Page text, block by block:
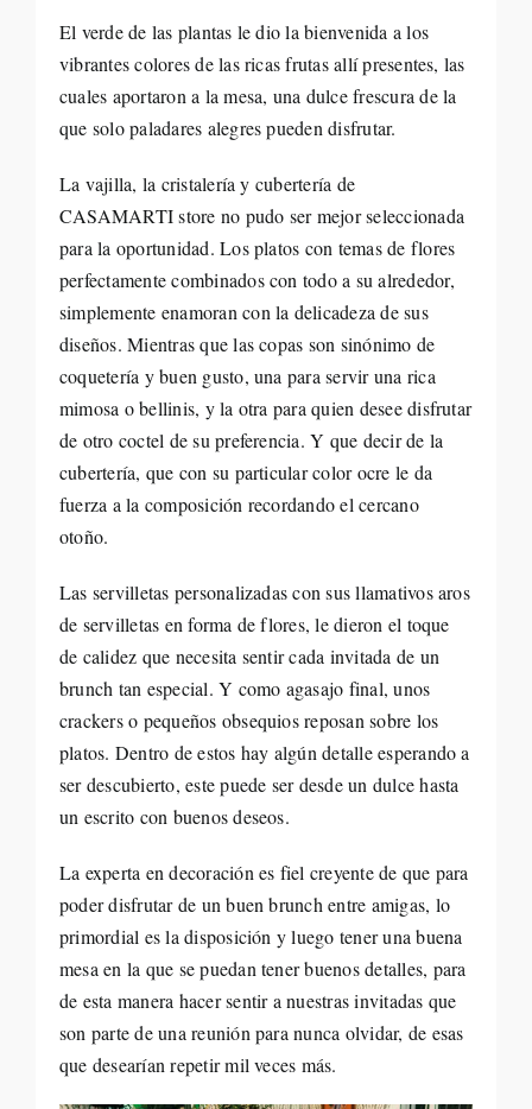
El verde de las plantas le dio la bienvenida a los
vibrantes colores de las ricas frutas allí presentes, las
cuales aportaron a la mesa, una dulce frescura de la
que solo paladares alegres pueden disfrutar.
La vajilla, la cristalería y cubertería de
CASAMARTI store no pudo ser mejor seleccionada
para la oportunidad. Los platos con temas de flores
perfectamente combinados con todo a su alrededor,
simplemente enamoran con la delicadeza de sus
diseños. Mientras que las copas son sinónimo de
coquetería y buen gusto, una para servir una rica
mimosa o bellinis, y la otra para quien desee disfrutar
de otro coctel de su preferencia. Y que decir de la
cubertería, que con su particular color ocre le da
fuerza a la composición recordando el cercano
otoño.
Las servilletas personalizadas con sus llamativos aros
de servilletas en forma de flores, le dieron el toque
de calidez que necesita sentir cada invitada de un
brunch tan especial. Y como agasajo final, unos
crackers o pequeños obsequios reposan sobre los
platos. Dentro de estos hay algún detalle esperando a
ser descubierto, este puede ser desde un dulce hasta
un escrito con buenos deseos.
La experta en decoración es fiel creyente de que para
poder disfrutar de un buen brunch entre amigas, lo
primordial es la disposición y luego tener una buena
mesa en la que se puedan tener buenos detalles, para
de esta manera hacer sentir a nuestras invitadas que
son parte de una reunión para nunca olvidar, de esas
que desearían repetir mil veces más.